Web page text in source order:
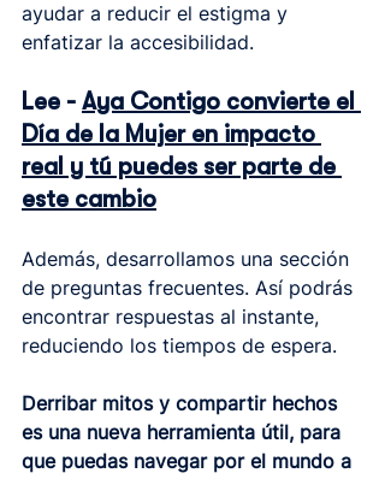
ayudar a reducir el estigma y
enfatizar la accesibilidad.
Lee - Aya Contigo convierte el
Día de la Mujer en impacto
real y tú puedes ser parte de
este cambio
Además, desarrollamos una sección
de preguntas frecuentes. Así podrás
encontrar respuestas al instante,
reduciendo los tiempos de espera.
Derribar mitos y compartir hechos
es una nueva herramienta útil, para
que puedas navegar por el mundo a